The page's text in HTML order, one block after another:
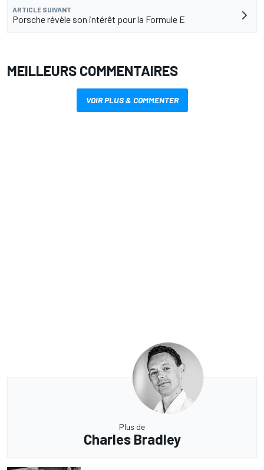
ARTICLE SUIVANT
Porsche révèle son intérêt pour la Formule E
MEILLEURS COMMENTAIRES
VOIR PLUS & COMMENTER
Plus de
Charles Bradley